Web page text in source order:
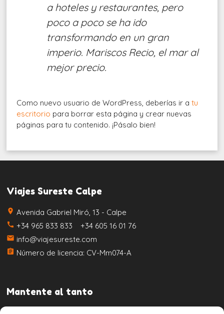
a hoteles y restaurantes, pero
poco a poco se ha ido
transformando en un gran
imperio. Mariscos Recio, el mar al
mejor precio.
Como nuevo usuario de WordPress, deberías ir atu
escritorio para borrar esta página y crear nuevas
páginas para tu contenido. ¡Pásalo bien!
Viajes Sureste Calpe
place Avenida Gabriel Miró, 13 - Calpe
call +34 965 833 833 +34 605 16 01 76
email info@viajesureste.com
assignment Número de licencia: CV-Mm074-A
Mantente al tanto